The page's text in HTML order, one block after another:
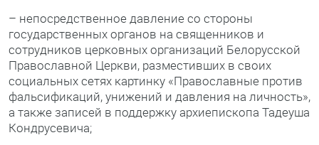
– непосредственное давление со стороны
государственных органов на священников и
сотрудников церковных организаций Белорусской
Православной Церкви, разместивших в своих
социальных сетях картинку «Православные против
фальсификаций, унижений и давления на личность»,
а также записей в поддержку архиепископа Тадеуша
Кондрусевича;